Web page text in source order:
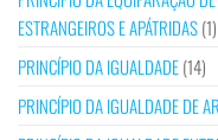
ESTRANGEIROS E APÁTRIDAS(1)
PRINCÍPIO DA IGUALDADE(14)
PRINCÍPIO DA IGUALDADE DE